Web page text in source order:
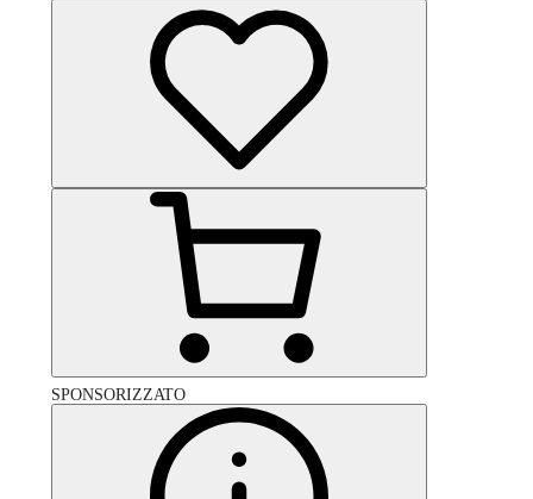
SPONSORIZZATO